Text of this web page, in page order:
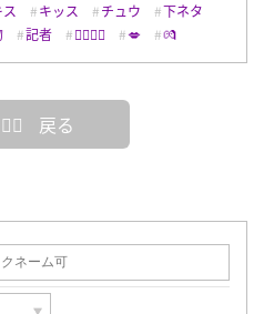
キッス チュウ
下ネタ
記者 👩‍❤️‍💋‍👨 💋 💏
戻る